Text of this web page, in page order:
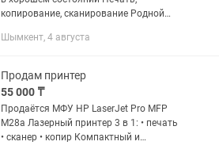
копирование, сканирование Родной
питания Скорость ч/б печати (A4) - 20
Шымкент, 4 августа
Продам принтер
55 000 ₸
Продаётся МФУ HP LaserJet Pro MFP
M28a Лазерный принтер 3 в 1: • печать
• сканер • копир Компактный и